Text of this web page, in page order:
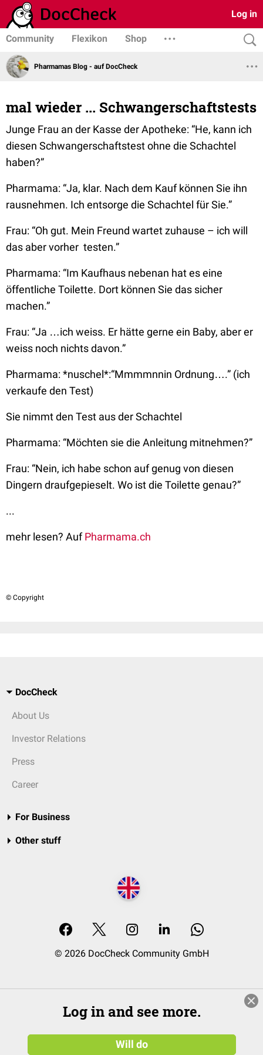
Log in
Community Flexikon Shop
Pharmamas Blog - auf DocCheck
mal wieder ... Schwangerschaftstests
Junge Frau an der Kasse der Apotheke: “He, kann ich
diesen Schwangerschaftstest ohne die Schachtel
haben?”
Pharmama: “Ja, klar. Nach dem Kauf können Sie ihn
rausnehmen. Ich entsorge die Schachtel für Sie.”
Frau: “Oh gut. Mein Freund wartet zuhause – ich will
das aber vorher testen.”
Pharmama: “Im Kaufhaus nebenan hat es eine
öffentliche Toilette. Dort können Sie das sicher
machen.”
Frau: “Ja …ich weiss. Er hätte gerne ein Baby, aber er
weiss noch nichts davon.”
Pharmama: *nuschel*:“Mmmmnnin Ordnung….” (ich
verkaufe den Test)
Sie nimmt den Test aus der Schachtel
Pharmama: “Möchten sie die Anleitung mitnehmen?”
Frau: “Nein, ich habe schon auf genug von diesen
Dingern draufgepieselt. Wo ist die Toilette genau?”
...
mehr lesen? AufPharmama.ch
© Copyright
DocCheck
About Us
Investor Relations
Press
Career
For Business
Other stuff
© 2026 DocCheck Community GmbH
Log in and see more.
Will do